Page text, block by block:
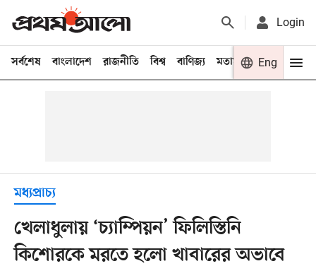
Login
সর্বশেষ বাংলাদেশ রাজনীতি বিশ্ব বাণিজ্য মতামত খেলা
Eng
মধ্যপ্রাচ্য
খেলাধুলায় ‘চ্যাম্পিয়ন’ ফিলিস্তিনি
কিশোরকে মরতে হলো খাবারের অভাবে